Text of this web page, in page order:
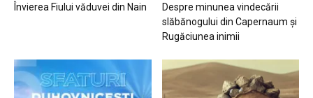
Învierea Fiului văduvei din Nain
Despre minunea vindecării
slăbănogului din Capernaum și
Rugăciunea inimii